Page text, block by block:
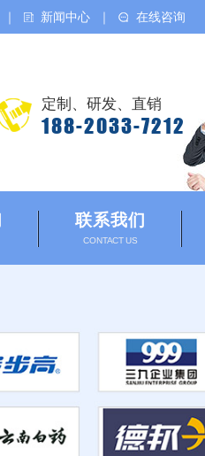
｜ 新闻中心 ｜ 在线咨询
定制、研发、直销
188-2033-7212
联系我们
CONTACT US